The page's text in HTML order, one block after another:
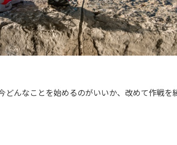
どんなことを始めるのがいいか、改めて作戦を